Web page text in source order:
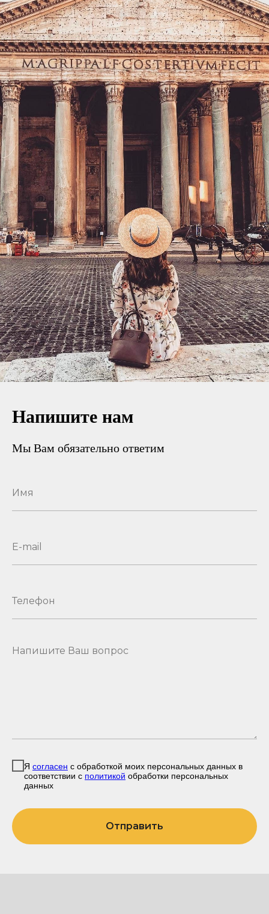
Напишите нам
Мы Вам обязательно ответим
Я согласен с обработкой моих персональных данных в
соответствии с политикой обработки персональных
данных
Отправить